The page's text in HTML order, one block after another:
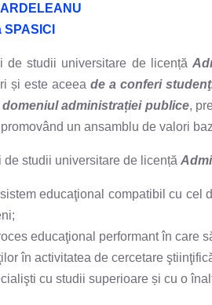
de studii universitare de licență
și este aceea de a conferi
administrației publice,
un ansamblu de valori
de studii universitare de licență
educaţional compatibil cu cel
educaţional performant în care
în activitatea de cercetare
cu studii superioare și cu o